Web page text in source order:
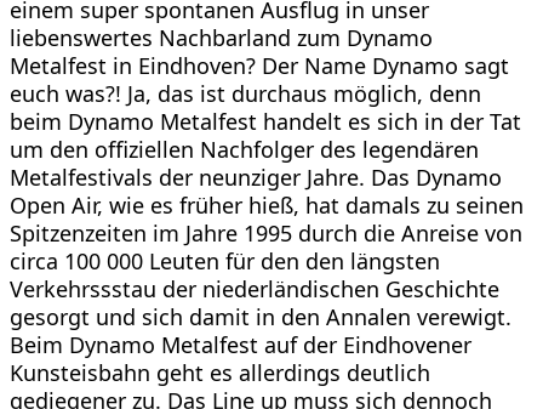
einem super spontanen Ausflug in unser
liebenswertes Nachbarland zum Dynamo
Metalfest in Eindhoven? Der Name Dynamo sagt
euch was?! Ja, das ist durchaus möglich, denn
beim Dynamo Metalfest handelt es sich in der Tat
um den offiziellen Nachfolger des legendären
Metalfestivals der neunziger Jahre. Das Dynamo
Open Air, wie es früher hieß, hat damals zu seinen
Spitzenzeiten im Jahre 1995 durch die Anreise von
circa 100 000 Leuten für den den längsten
Verkehrssstau der niederländischen Geschichte
gesorgt und sich damit in den Annalen verewigt.
Beim Dynamo Metalfest auf der Eindhovener
Kunsteisbahn geht es allerdings deutlich
gediegener zu. Das Line up muss sich dennoch